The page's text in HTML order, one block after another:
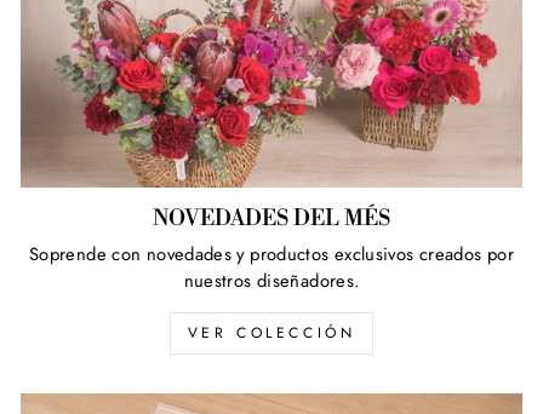
NOVEDADES DEL MÉS
Soprende con novedades y productos exclusivos creados por
nuestros diseñadores.
VER COLECCIÓN